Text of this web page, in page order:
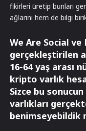
fikirleri üretip bunları
ağlarını hem de bilgi
We Are Social
gerçekleştirilen
16-64 yaş arası
kripto varlık
Sizce bu
varlıkları
benimseyebildik